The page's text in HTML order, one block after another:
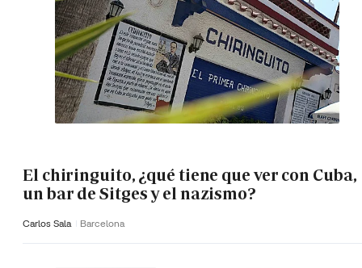
El chiringuito, ¿qué tiene que ver con Cuba,
un bar de Sitges y el nazismo?
Carlos Sala Barcelona